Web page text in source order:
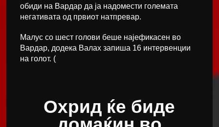
обиди на Вардар да ја надомести големата
негативата од првиот натпревар.
Малус со шест голови беше најефикасен во
Вардар, додека Валах запиша 16 интервенции
на голот. (
Охрид ќе биде